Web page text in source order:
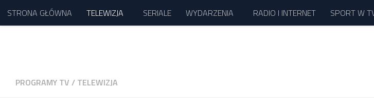
Przejdź do treści
STRONA GŁÓWNA TELEWIZJA SERIALE WYDARZENIA RADIO I INTERNET SPORT W
PROGRAMY TV / TELEWIZJA